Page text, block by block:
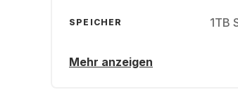
SPEICHER 1TB
Mehr anzeigen